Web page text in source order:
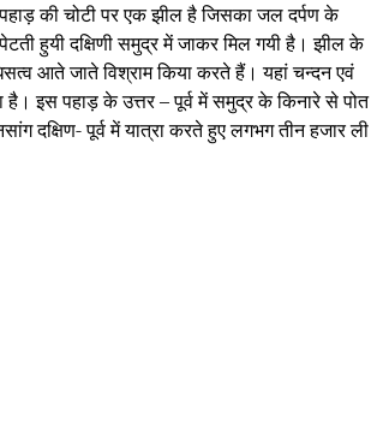
की चोटी पर एक झील है जिसका जल दर्पण के
हुयी दक्षिणी समुद्र में जाकर मिल गयी है। झील के
आते जाते विश्राम किया करते हैं। यहां चन्दन एवं
है। इस पहाड़ के उत्तर – पूर्व में समुद्र के किनारे से पोत
दक्षिण- पूर्व में यात्रा करते हुए लगभग तीन हजार ली